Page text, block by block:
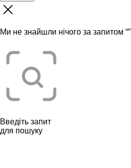
Ми не знайшли нічого за запитом “”
Введіть запит
для пошуку